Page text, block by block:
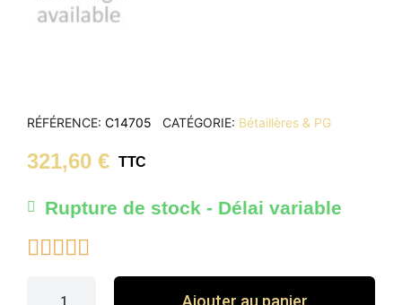
RÉFÉRENCE C14705 CATÉGORIE Bétaillères & PG
321,60 € TTC
Rupture de stock - Délai variable

Ajouter au panier